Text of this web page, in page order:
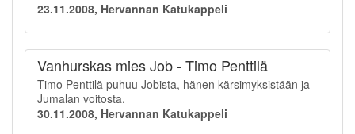
23.11.2008, Hervannan Katukappeli
Vanhurskas mies Job - Timo Penttilä
Timo Penttilä puhuu Jobista, hänen kärsimyksistään ja
Jumalan voitosta.
30.11.2008, Hervannan Katukappeli